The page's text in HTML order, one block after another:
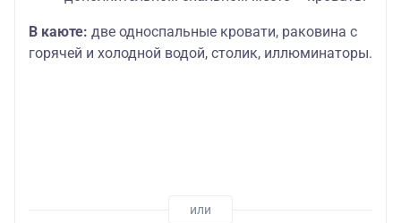
В каюте: две односпальные кровати, раковина с
горячей и холодной водой, столик, иллюминаторы.